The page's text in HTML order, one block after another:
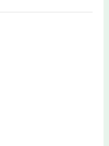
の態度に、リアンナは
幼い頃からずっとあ